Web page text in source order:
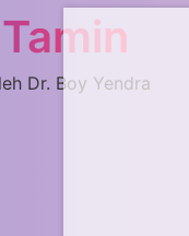
Dr. Boy Yendra